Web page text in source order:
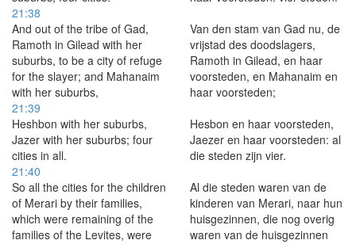
21:38
And out of the tribe of Gad,
Ramoth in Gilead with her
suburbs, to be a city of refuge
for the slayer; and Mahanaim
with her suburbs,
Van den stam van Gad nu, de
vrijstad des doodslagers,
Ramoth in Gilead, en haar
voorsteden, en Mahanaim en
haar voorsteden;
21:39
Heshbon with her suburbs,
Jazer with her suburbs; four
cities in all.
Hesbon en haar voorsteden,
Jaezer en haar voorsteden: al
die steden zijn vier.
21:40
So all the cities for the children
of Merari by their families,
which were remaining of the
families of the Levites, were
Al die steden waren van de
kinderen van Merari, naar hun
huisgezinnen, die nog overig
waren van de huisgezinnen